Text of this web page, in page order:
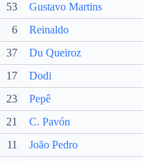
53 Gustavo Martins
6 Reinaldo
37 Du Queiroz
17 Dodi
23 Pepê
21 C. Pavón
11 João Pedro